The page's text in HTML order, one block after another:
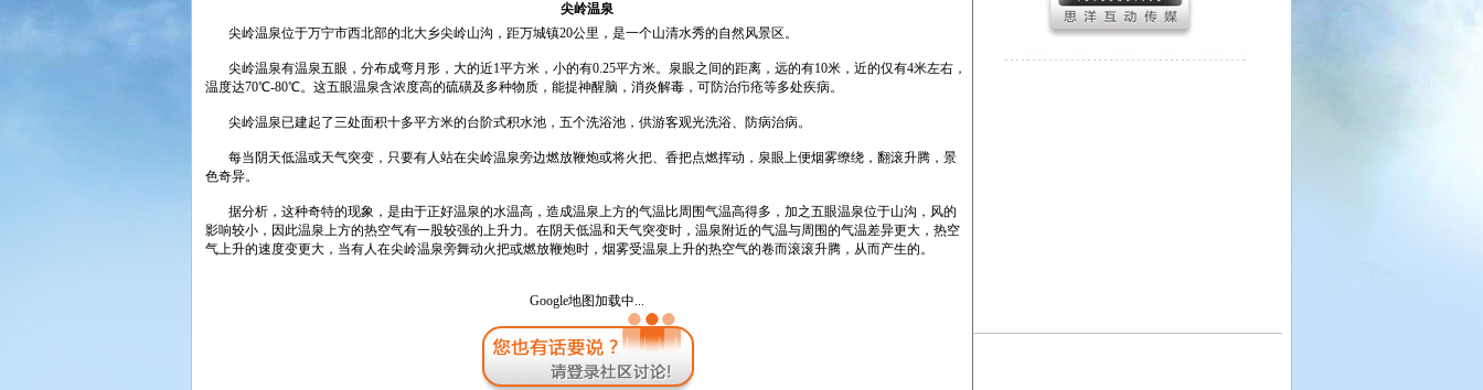
尖岭温泉
尖岭温泉位于万宁市西北部的北大乡尖岭山沟，距万城镇20公里，是一个山清水秀的自然风景区。
尖岭温泉有温泉五眼，分布成弯月形，大的近1平方米，小的有0.25平方米。泉眼之间的距离，远的有10米，近的仅有4米左右，
温度达70℃-80℃。这五眼温泉含浓度高的硫磺及多种物质，能提神醒脑，消炎解毒，可防治疖疮等多处疾病。
尖岭温泉已建起了三处面积十多平方米的台阶式积水池，五个洗浴池，供游客观光洗浴、防病治病。
每当阴天低温或天气突变，只要有人站在尖岭温泉旁边燃放鞭炮或将火把、香把点燃挥动，泉眼上便烟雾缭绕，翻滚升腾，景
色奇异。
据分析，这种奇特的现象，是由于正好温泉的水温高，造成温泉上方的气温比周围气温高得多，加之五眼温泉位于山沟，风的
影响较小，因此温泉上方的热空气有一股较强的上升力。在阴天低温和天气突变时，温泉附近的气温与周围的气温差异更大，热空
气上升的速度变更大，当有人在尖岭温泉旁舞动火把或燃放鞭炮时，烟雾受温泉上升的热空气的卷而滚滚升腾，从而产生的。
Google地图加载中...